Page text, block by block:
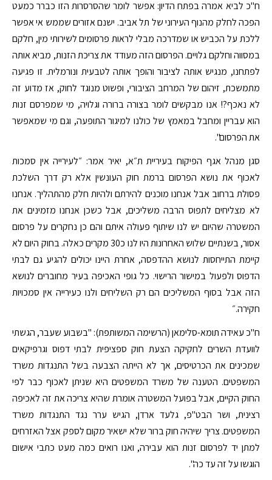
ח"כ לביא אמרה בפתח הדיון: אפשר לומר שהסרסרות הזו כברר כמעט
הפכה לחלק מהנוף העירוני של תל אביב. ישנם אזורים שממש אי אפשר
ללכת על הכביש או שמדרכה מבלי לראות פרסומים לשירותי מין, חלקם
במסווה וחלקם גלויים. הפרסום הזה מעודד את צריכת הזנות, מביא אותה
לפתחנו, מנגיש אותה לציבור והופך אותה לטבעית ונורמלית. זו פגיעה
מתמשכת, זיהום של המרחב הציבורי, ופשוט מנוגד לחוק, אז מדוע זה
לא נאכף?! אנו מבקשים לומר בצורה ברורה וגלויה, מי שמפרסם זנות
הוא עבריין ומחבל במאמץ של כולנו למיגור התופעה, וגם מי שמאפשר
את הפרסום".
סגן מנהל אגף הפיקוח בעיריית ת״א, יאיר אמר: ״לעירייה אין סמכות
לאכוף את נושא הפרסום ברמת חוק העונשין אלא רק דרך השלכת
פסולת ברחוב אבל אנחנו מוכנים להירתם ולהיות חלק מהתהליך. אנחנו
לא מצליחים לתפוס הרבה משליכים, אבל כשכן אנחנו מזמינים את
המשטרה שהיום יש לנו שיתוף פעולה איתם והם כן נחקרים על פרסום
אסור, בשנתיים שלוש האחרונות היו לנו כ30 מקרים כאלה. בחוק היום לא
קיימת התייחסות לנושא ההדפסה, אחרת היינו יכולים להגיע גם לבתי
הדפוס ולפעול במישור הרישוי. כל גופי האכיפה בעיר מחוברים לנושא
הזה אבל בסוף המשליכים הם רק השליחים ולנו כעירייה אין סמכויות
חקירה.״
ח"כ עאידה תומא-סלימאן (הרשימה המשותפת): "בשבוע שעבר, הגשתי
לוועדת השרים לחקיקה הצעת חוק ספציפית לבתי דפוס וגרפיקאים
שמכינים את הכרטיסים, אך לא הייתה הצבעה בשל התנגדות משרד
המשפטים. הטענה של משרד המשפטים היא שניתן לאכוף כבר לפי
החוק הקיים, אבל בפועל המשטרה אומרת שהיא צריכה את זה לאכיפה
רצינית, ושר הבט"פ, גלעד ארדן, הגיש ערר נגד התנגדות משרד
המשפטים. צריך שיהיה חוק ברור שלא ישאיר מקום לספק אצל האזרחים
למתן יד לפרסום זנות הוא עבירה, ואנו רואים כמה מעט כתבי אישום
הוגשו על זה עד כה".